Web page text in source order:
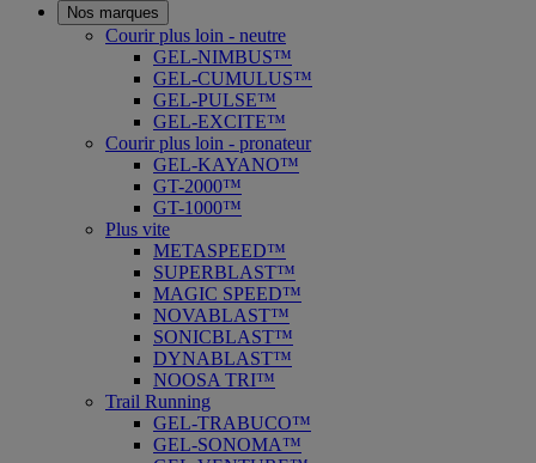
Nos marques
Courir plus loin - neutre
GEL-NIMBUS™
GEL-CUMULUS™
GEL-PULSE™
GEL-EXCITE™
Courir plus loin - pronateur
GEL-KAYANO™
GT-2000™
GT-1000™
Plus vite
METASPEED™
SUPERBLAST™
MAGIC SPEED™
NOVABLAST™
SONICBLAST™
DYNABLAST™
NOOSA TRI™
Trail Running
GEL-TRABUCO™
GEL-SONOMA™